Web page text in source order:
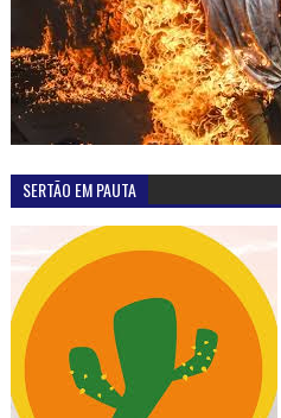
SERTÃO EM PAUTA